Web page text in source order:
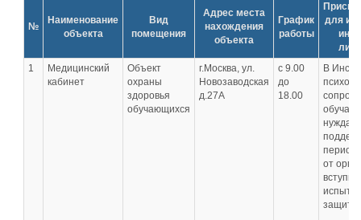
№
Наименование
объекта
Вид
помещения
Адрес места
нахождения
объекта
График
работы
для
1
Медицинский
кабинет
Объект
охраны
здоровья
обучающихся
г.Москва, ул.
Новозаводская
д.27А
с 9.00
до
18.00
В
период
от